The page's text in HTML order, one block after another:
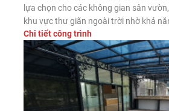
lựa chọn cho các không gian sân
khu vực thư giãn ngoài trời nhờ khả
mối mọt và độ bền vượt trội. Dưới đây
thi công sàn gỗ nhựa […]
Chi tiết công trình